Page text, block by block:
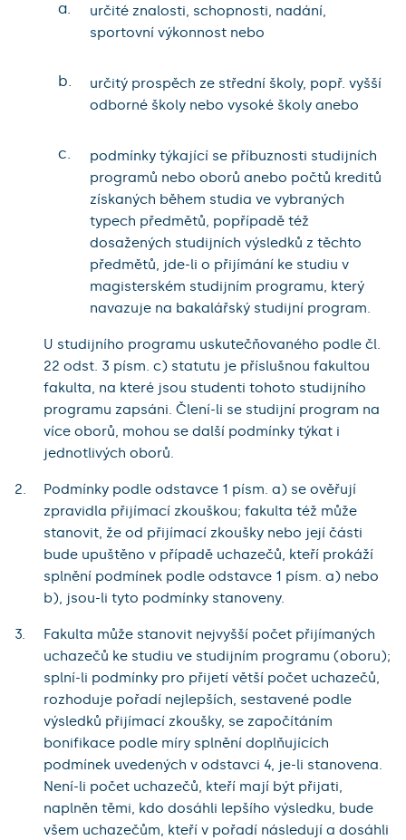
a.
určité znalosti, schopnosti, nadání,
sportovní výkonnost nebo
b.
určitý prospěch ze střední školy, popř. vyšší
odborné školy nebo vysoké školy anebo
c.
podmínky týkající se příbuznosti studijních
programů nebo oborů anebo počtů kreditů
získaných během studia ve vybraných
typech předmětů, popřípadě též
dosažených studijních výsledků z těchto
předmětů, jde-li o přijímání ke studiu v
magisterském studijním programu, který
navazuje na bakalářský studijní program.
U studijního programu uskutečňovaného podle čl.
22 odst. 3 písm. c) statutu je příslušnou fakultou
fakulta, na které jsou studenti tohoto studijního
programu zapsáni. Člení-li se studijní program na
více oborů, mohou se další podmínky týkat i
jednotlivých oborů.
Podmínky podle odstavce 1 písm. a) se ověřují
zpravidla přijímací zkouškou; fakulta též může
stanovit, že od přijímací zkoušky nebo její části
bude upuštěno v případě uchazečů, kteří prokáží
splnění podmínek podle odstavce 1 písm. a) nebo
b), jsou-li tyto podmínky stanoveny.
Fakulta může stanovit nejvyšší počet přijímaných
uchazečů ke studiu ve studijním programu (oboru);
splní-li podmínky pro přijetí větší počet uchazečů,
rozhoduje pořadí nejlepších, sestavené podle
výsledků přijímací zkoušky, se započítáním
bonifikace podle míry splnění doplňujících
podmínek uvedených v odstavci 4, je-li stanovena.
Není-li počet uchazečů, kteří mají být přijati,
naplněn těmi, kdo dosáhli lepšího výsledku, bude
všem uchazečům, kteří v pořadí následují a dosáhli